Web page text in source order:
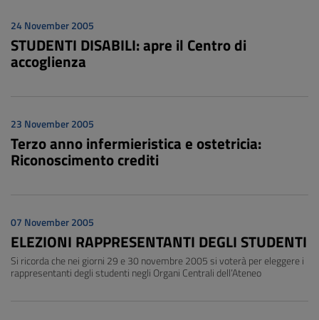
24 November 2005
STUDENTI DISABILI: apre il Centro di
accoglienza
23 November 2005
Terzo anno infermieristica e ostetricia:
Riconoscimento crediti
07 November 2005
ELEZIONI RAPPRESENTANTI DEGLI STUDENTI
Si ricorda che nei giorni 29 e 30 novembre 2005 si voterà per eleggere i
rappresentanti degli studenti negli Organi Centrali dell’Ateneo